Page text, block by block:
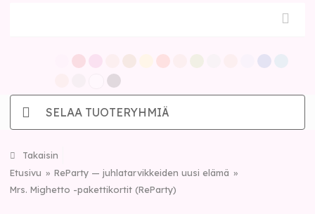
SELAA TUOTERYHMIÄ
Takaisin
Etusivu
ReParty — juhlatarvikkeiden uusi elämä
Mrs. Mighetto -pakettikortit (ReParty)